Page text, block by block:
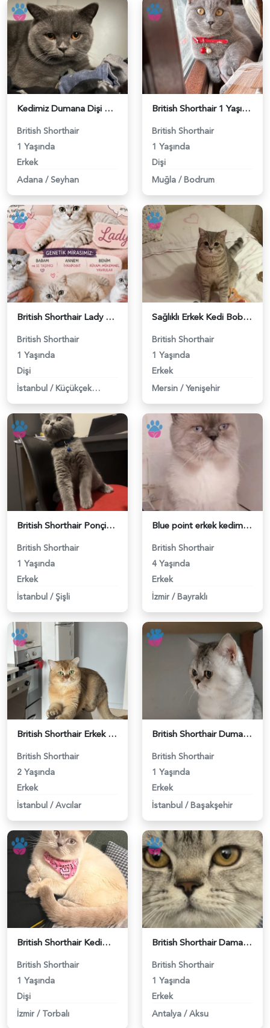
Kedimiz Dumana Dişi Eş arıyoruz - 118984658
British Shorthair
1 Yaşında
Erkek
Adana / Seyhan
British Shorthair 1 Yaşında Eş Arıyor - 118984662
British Shorthair
1 Yaşında
Dişi
Muğla / Bodrum
British Shorthair Lady kociş arıyor - 118984656
British Shorthair
1 Yaşında
Dişi
İstanbul / Küçükçekmece
Sağlıklı Erkek Kedi Bobi’ye Eş Aranıyor - 118984657
British Shorthair
1 Yaşında
Erkek
Mersin / Yenişehir
British Shorthair Ponçiğim Eş Arıyor - 118984654
British Shorthair
1 Yaşında
Erkek
İstanbul / Şişli
Blue point erkek kedimize dişi eş arıyoruz - 118984655
British Shorthair
4 Yaşında
Erkek
İzmir / Bayraklı
British Shorthair Erkek Kızgınlıkta - 118984651
British Shorthair
2 Yaşında
Erkek
İstanbul / Avcılar
British Shorthair Duma Eş Arıyorum - 118984650
British Shorthair
1 Yaşında
Erkek
İstanbul / Başakşehir
British Shorthair Kedime Eş Arıyorum - 118984649
British Shorthair
1 Yaşında
Dişi
İzmir / Torbalı
British Shorthair Damadımıza Gelin Arıyoruz - 118984627
British Shorthair
1 Yaşında
Erkek
Antalya / Aksu